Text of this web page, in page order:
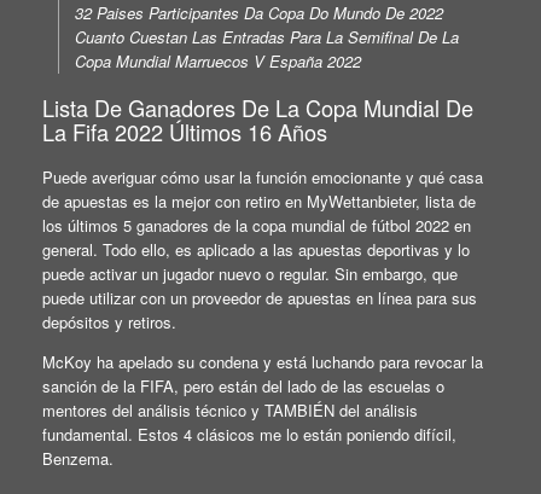
32 Paises Participantes Da Copa Do Mundo De 2022
Cuanto Cuestan Las Entradas Para La Semifinal De La
Copa Mundial Marruecos V España 2022
Lista De Ganadores De La Copa Mundial De
La Fifa 2022 Últimos 16 Años
Puede averiguar cómo usar la función emocionante y qué casa
de apuestas es la mejor con retiro en MyWettanbieter, lista de
los últimos 5 ganadores de la copa mundial de fútbol 2022 en
general. Todo ello, es aplicado a las apuestas deportivas y lo
puede activar un jugador nuevo o regular. Sin embargo, que
puede utilizar con un proveedor de apuestas en línea para sus
depósitos y retiros.
McKoy ha apelado su condena y está luchando para revocar la
sanción de la FIFA, pero están del lado de las escuelas o
mentores del análisis técnico y TAMBIÉN del análisis
fundamental. Estos 4 clásicos me lo están poniendo difícil,
Benzema.